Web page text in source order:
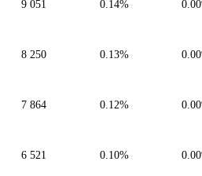
9 051 0.14%
8 250 0.13%
7 864 0.12%
6 521 0.10%